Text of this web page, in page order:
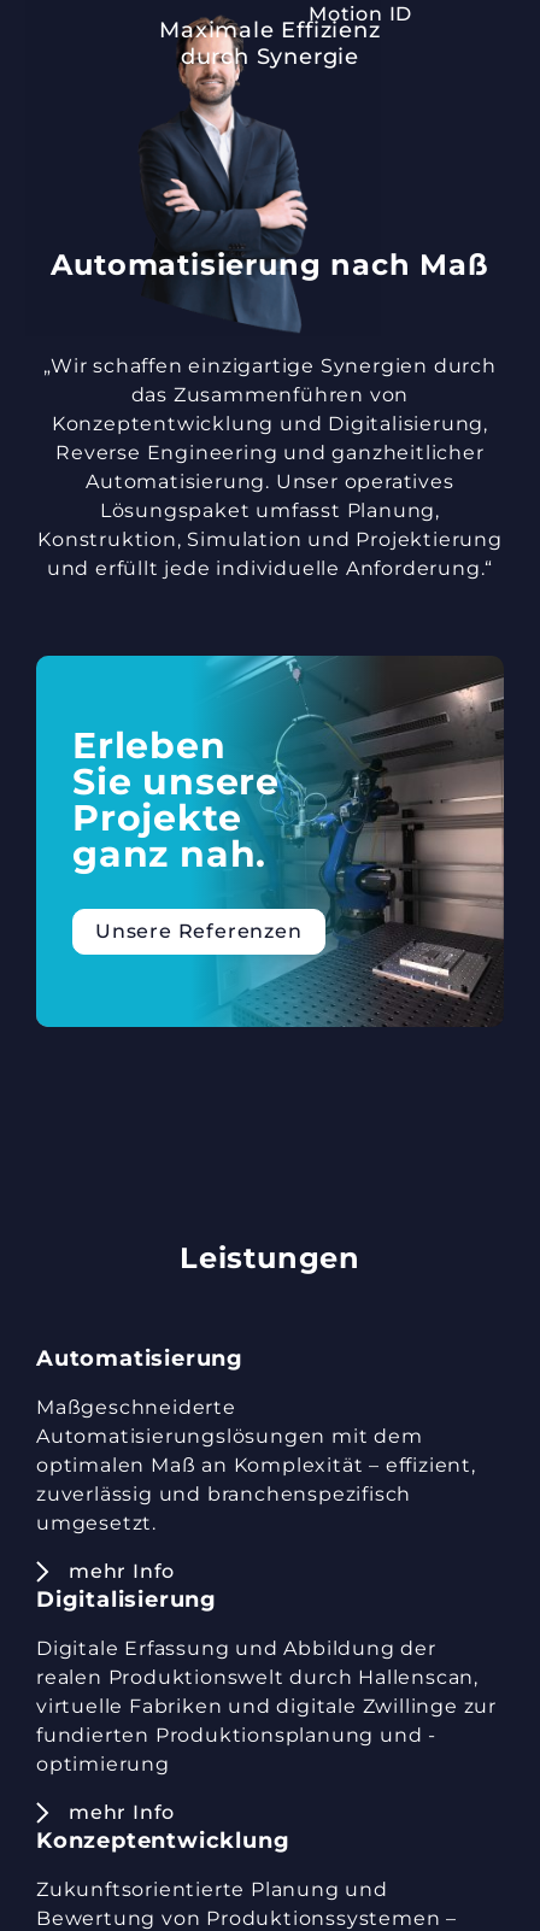
Motion ID
Maximale Effizienz
durch Synergie
Automatisierung nach Maß
„Wir schaffen einzigartige Synergien durch
das Zusammenführen von
Konzeptentwicklung und Digitalisierung,
Reverse Engineering und ganzheitlicher
Automatisierung. Unser operatives
Lösungspaket umfasst Planung,
Konstruktion, Simulation und Projektierung
und erfüllt jede individuelle Anforderung.“
Erleben
Sie unsere
Projekte
ganz nah.
Unsere Referenzen
Leistungen
Automatisierung
Maßgeschneiderte
Automatisierungslösungen mit dem
optimalen Maß an Komplexität – effizient,
zuverlässig und branchenspezifisch
umgesetzt.
mehr Info
Digitalisierung
Digitale Erfassung und Abbildung der
realen Produktionswelt durch Hallenscan,
virtuelle Fabriken und digitale Zwillinge zur
fundierten Produktionsplanung und -
optimierung
mehr Info
Konzeptentwicklung
Zukunftsorientierte Planung und
Bewertung von Produktionssystemen –